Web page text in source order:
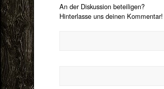
An der Diskussion beteiligen?
Hinterlasse uns deinen Kommentar!